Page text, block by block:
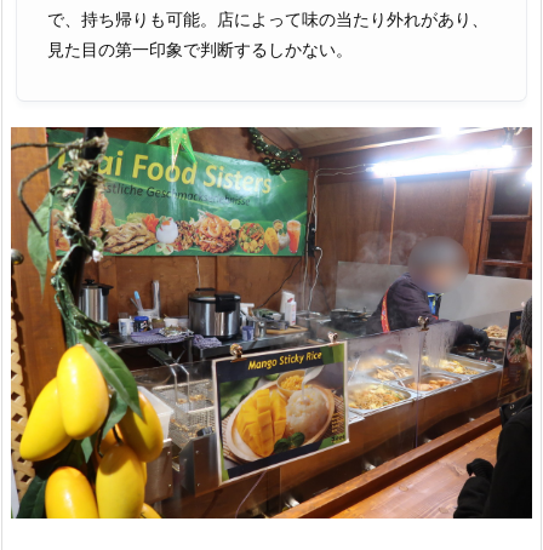
で、持ち帰りも可能。店によって味の当たり外れがあり、
見た目の第一印象で判断するしかない。